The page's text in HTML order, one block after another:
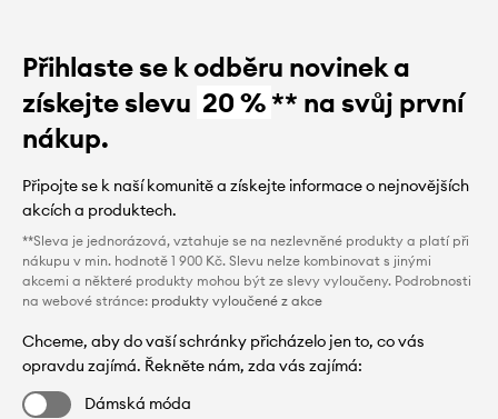
Přihlaste se k odběru novinek a
získejte slevu 20 %** na svůj první
nákup.
Připojte se k naší komunitě a získejte informace o nejnovějších
akcích a produktech.
**Sleva je jednorázová, vztahuje se na nezlevněné produkty a platí při
nákupu v min. hodnotě 1 900 Kč. Slevu nelze kombinovat s jinými
akcemi a některé produkty mohou být ze slevy vyloučeny. Podrobnosti
na webové stránce: produkty vyloučené z akce
Chceme, aby do vaší schránky přicházelo jen to, co vás
opravdu zajímá. Řekněte nám, zda vás zajímá:
Dámská móda